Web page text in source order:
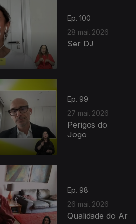
Ep. 100
28 mai. 2026
Ser DJ
Ep. 99
27 mai. 2026
Perigos do
Jogo
Ep. 98
26 mai. 2026
Qualidade do Ar